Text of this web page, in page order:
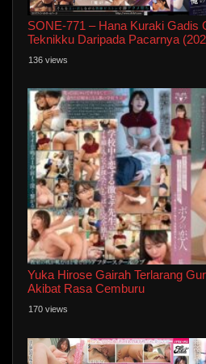
SONE-771 – Hana Kuraki Gadis
Teknikku Daripada Pacarnya
136 views
Yuka Hirose Gairah Terlarang
Akibat Rasa Cemburu
170 views